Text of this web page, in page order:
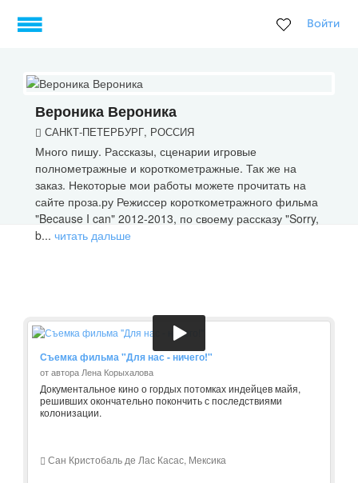
Войти
Вероника Вероника
САНКТ-ПЕТЕРБУРГ, РОССИЯ
Много пишу. Рассказы, сценарии игровые
полнометражные и короткометражные. Так же на
заказ. Некоторые мои работы можете прочитать на
сайте проза.ру Режиссер короткометражного фильма
"Because I can" 2012-2013, по своему рассказу "Sorry,
b... читать дальше
Съемка фильма "Для нас - ничего!"
от автора Лена Корыхалова
Документальное кино о гордых потомках индейцев майя,
решивших окончательно покончить с последствиями
колонизации.
Сан Кристобаль де Лас Касас, Мексика